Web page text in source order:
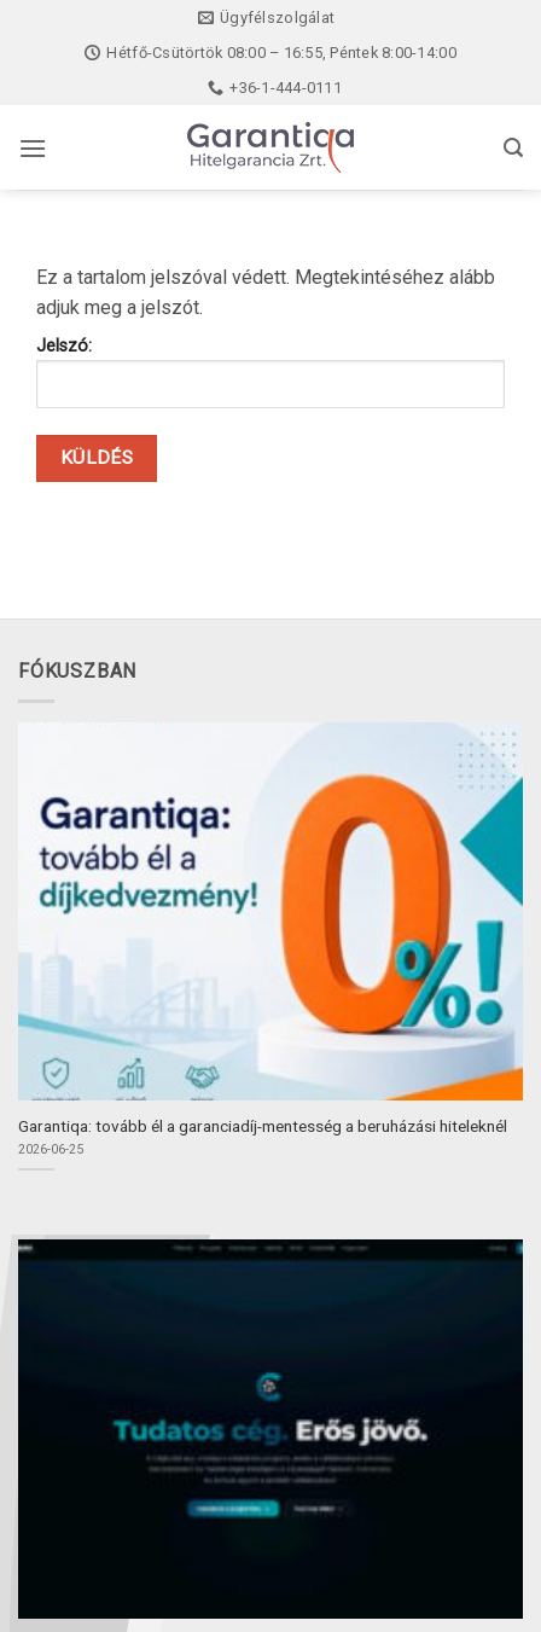
Ügyfélszolgálat
Hétfő-Csütörtök 08:00 – 16:55, Péntek 8:00-14:00
+36-1-444-0111
Ez a tartalom jelszóval védett. Megtekintéséhez alább
adjuk meg a jelszót.
Jelszó:
FÓKUSZBAN
Garantiqa: tovább él a garanciadíj-mentesség a beruházási hiteleknél
2026-06-25